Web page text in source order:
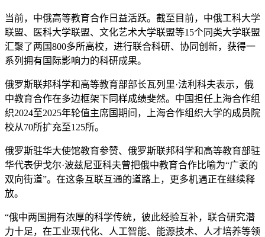
当前，中俄高等教育合作日益活跃。截至目前，中俄工科大学
联盟、医科大学联盟、文化艺术大学联盟等15个同类大学联盟
汇聚了两国800多所高校，进行联合科研、协同创新，获得一
系列拥有国际影响力的科研成果。
俄罗斯联邦科学和高等教育部部长瓦列里·法利科夫表示，俄
中教育合作在多边框架下同样成绩斐然。中国担任上海合作组
织2024至2025年轮值主席国期间，上海合作组织大学的成员院
校从70所扩充至125所。
俄罗斯驻华大使馆教育参赞、俄罗斯联邦科学和高等教育部驻
华代表伊戈尔·波兹尼亚科夫曾把俄中教育合作比喻为“广袤的
双向街道”。在这条互联互通的道路上，更多机遇正在继续释
放。
“俄中两国拥有浓厚的科学传统，彼此经验互补，联合研究潜
力十足，在工业现代化、人工智能、能源技术、人才培养等领